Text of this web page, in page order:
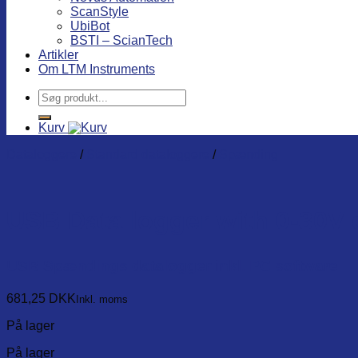
ScanStyle
UbiBot
BSTI – ScianTech
Artikler
Om LTM Instruments
Søg
efter:
Kurv
/ /
681,25 DKK Inkl. moms
På lager
På lager